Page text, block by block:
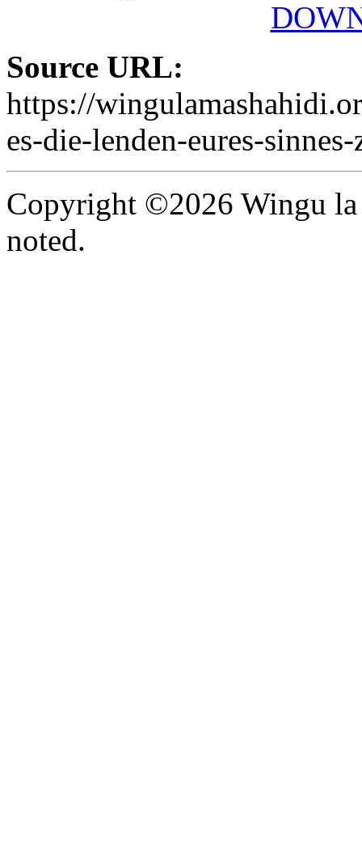
Source URL:
https://
es-die-lenden-eures-
Copyright ©2026 Wingu la
noted.